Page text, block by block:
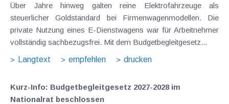
Über Jahre hinweg galten reine Elektrofahrzeuge als
steuerlicher Goldstandard bei Firmenwagenmodellen. Die
private Nutzung eines E-Dienstwagens war für Arbeitnehmer
vollständig sachbezugsfrei. Mit dem Budgetbegleitgesetz...
Langtext
empfehlen drucken
Kurz-Info: Budgetbegleitgesetz 2027-2028 im
Nationalrat beschlossen